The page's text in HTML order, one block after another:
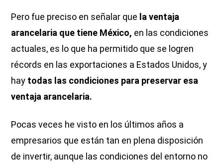
Pero fue preciso en señalar que la ventaja
arancelaria que tiene México, en las condiciones
actuales, es lo que ha permitido que se logren
récords en las exportaciones a Estados Unidos, y
hay todas las condiciones para preservar esa
ventaja arancelaria.
Pocas veces he visto en los últimos años a
empresarios que están tan en plena disposición
de invertir, aunque las condiciones del entorno no